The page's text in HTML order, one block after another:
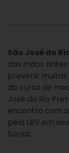
São José do
das mãos
prevenir muitas
do curso de
José do Rio
encontro com
pela LBV em
Social.